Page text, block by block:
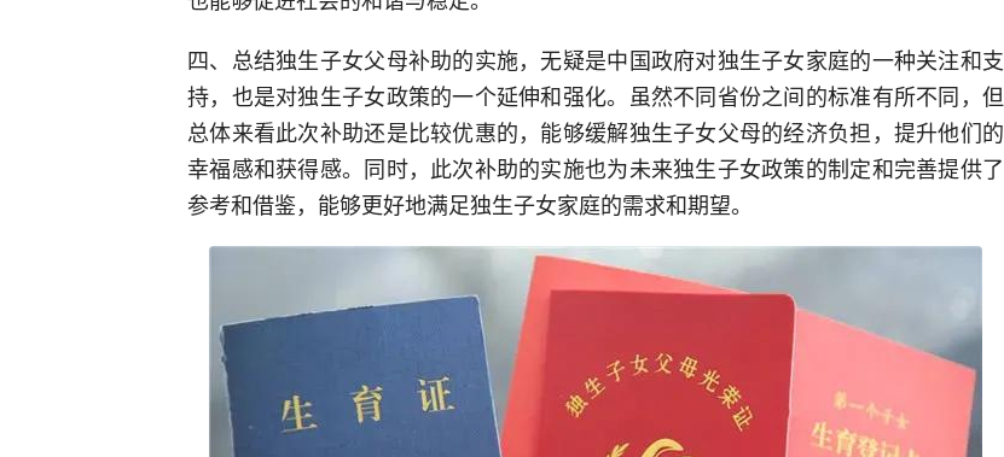
四、总结独生子女父母补助的实施，无疑是中国政府对独生子女家庭的一种关注和支
持，也是对独生子女政策的一个延伸和强化。虽然不同省份之间的标准有所不同，但
总体来看此次补助还是比较优惠的，能够缓解独生子女父母的经济负担，提升他们的
幸福感和获得感。同时，此次补助的实施也为未来独生子女政策的制定和完善提供了
参考和借鉴，能够更好地满足独生子女家庭的需求和期望。